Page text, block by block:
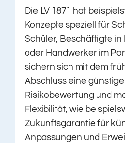
Die LV 1871 hat
Konzepte speziell für
Schüler, Beschäftigte in
oder Handwerker im
sichern sich mit dem
Abschluss eine günstige
Risikobewertung und
Flexibilität, wie
Zukunftsgarantie für
Anpassungen und